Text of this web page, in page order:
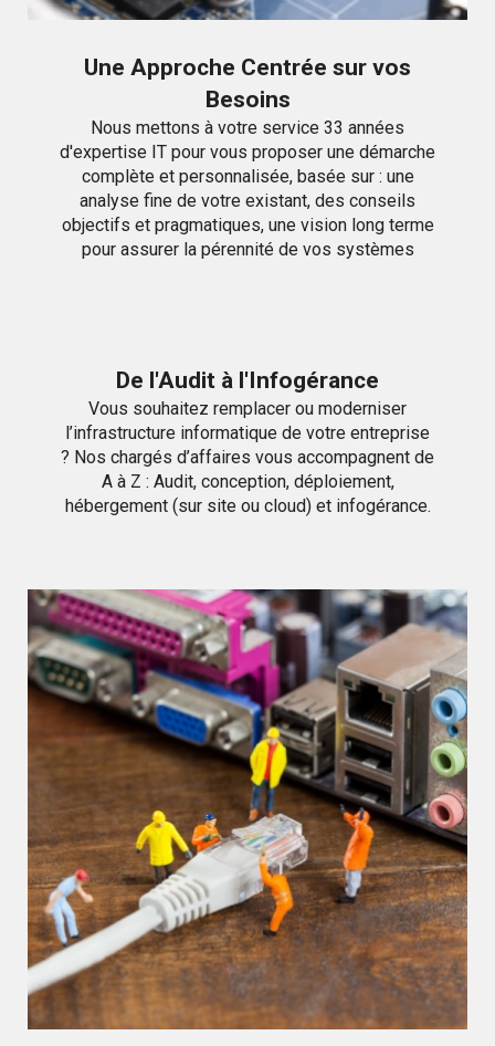
Une Approche Centrée sur vos
Besoins
Nous mettons à votre service 33 années
d'expertise IT pour vous proposer une démarche
complète et personnalisée, basée sur : une
analyse fine de votre existant, des conseils
objectifs et pragmatiques, une vision long terme
pour assurer la pérennité de vos systèmes
De l'Audit à l'Infogérance
Vous souhaitez remplacer ou moderniser
l’infrastructure informatique de votre entreprise
? Nos chargés d’affaires vous accompagnent de
A à Z : Audit, conception, déploiement,
hébergement (sur site ou cloud) et infogérance.